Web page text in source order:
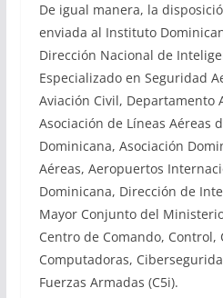
De igual manera, la
enviada al Instituto
Dirección Nacional de
Especializado en Seguridad
Aviación Civil, Departamento
Asociación de Líneas Aéreas
Dominicana, Asociación
Aéreas, Aeropuertos
Dominicana, Dirección de
Mayor Conjunto del
Centro de Comando, Control,
Computadoras,
Fuerzas Armadas (C5i).